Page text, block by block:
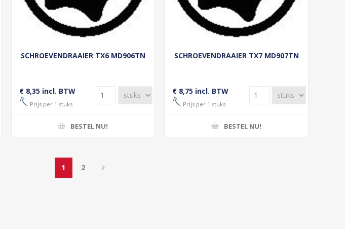
SCHROEVENDRAAIER TX6 MD906TN
€ 8,35 incl. BTW
Prijs per 1 stuks
BESTEL NU!
SCHROEVENDRAAIER TX7 MD907TN
€ 8,75 incl. BTW
Prijs per 1 stuks
BESTEL NU!
1 2